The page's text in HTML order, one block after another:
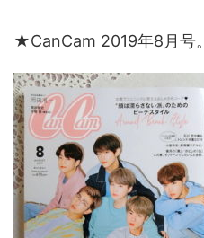
★CanCam 2019年8月号。